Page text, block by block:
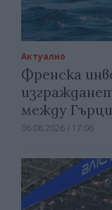
Актуално
Френска
между
06.08.2026 / 17:06